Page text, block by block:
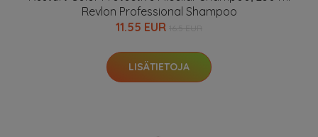
Revlon Professional Shampoo
11.55 EUR
LISÄTIETOJA